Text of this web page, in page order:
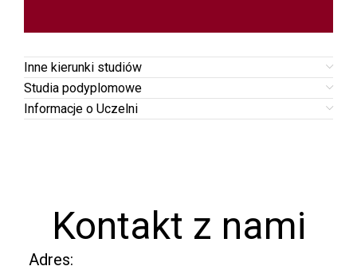
Inne kierunki studiów
Studia podyplomowe
Informacje o Uczelni
Kontakt z nami
Adres: